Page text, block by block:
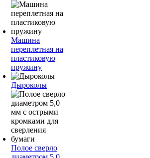
Машина
переплетная на
пластиковую
пружину
Дыроколы
Полое сверло